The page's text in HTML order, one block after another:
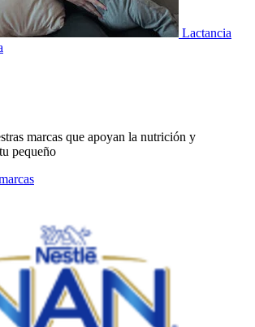
Lactancia
marcas que apoyan la nutrición y
pequeño